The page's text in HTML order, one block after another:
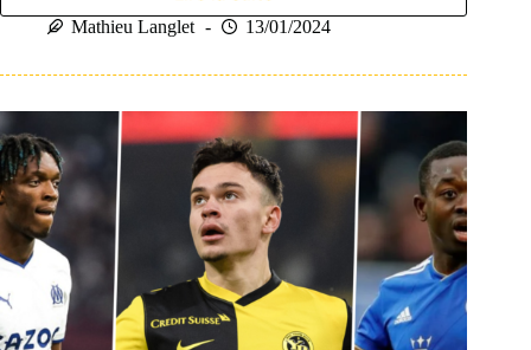
Bellingham,
nouveau
de
la
Maison
Blanche
Mathieu Langlet 13/01/2024